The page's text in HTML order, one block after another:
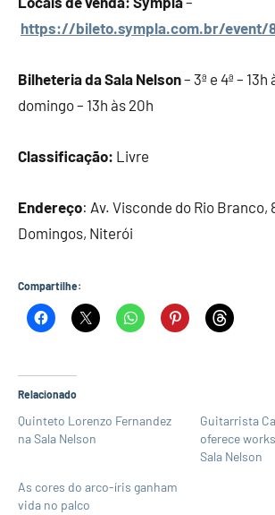
https://bileto.sympla.com.br/event/
Bilheteriada Sala Nelson– 3ª e 4ª – 13h
domingo – 13h às 20h
Classificação: Livre
Endereço: Av. Visconde do Rio Branco,
Domingos, Niterói
Compartilhe:
Relacionado
Quinteto Lorenzo Fernandez
na Sala Nelson
Guitarrista
oferece
Sala Nelson
As cores do arco-íris ganham
vida no palco